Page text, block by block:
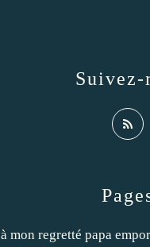
à mon regretté papa
Suivez-